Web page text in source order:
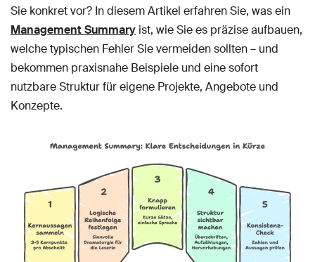
Sie konkret vor? In diesem Artikel erfahren Sie, was ein
Management Summary ist, wie Sie es präzise aufbauen,
welche typischen Fehler Sie vermeiden sollten – und
bekommen praxisnahe Beispiele und eine sofort
nutzbare Struktur für eigene Projekte, Angebote und
Konzepte.